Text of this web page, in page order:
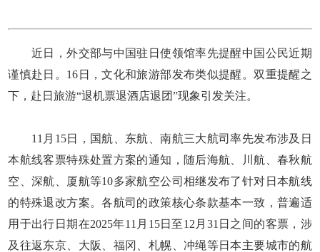
近日，外交部与中国驻日使领馆率先提醒中国公民近期
谨慎赴日。16日，文化和旅游部发布类似提醒。双重提醒之
下，赴日旅游“退机票退酒店退团”现象引发关注。
11月15日，国航、东航、南航三大航司率先发布涉及日
本航线客票特殊处置方案的通知，随后海航、川航、春秋航
空、深航、厦航等10多家航空公司相继发布了针对日本航线
的特殊退改方案。各航司的政策核心条款基本一致，普遍适
用于出行日期在2025年11月15日至12月31日之间的客票，涉
及往返东京、大阪、福冈、札幌、冲绳等日本主要城市的航